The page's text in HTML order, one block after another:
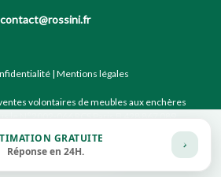
contact@rossini.fr
| Mentions légales
volontaires de meubles aux enchères
conçu par notre partenaire
GRATUITE
Réponse en 24H.